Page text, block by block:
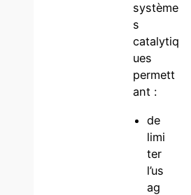
système
s
catalytiq
ues
permett
ant :
de
limi
ter
l’us
ag